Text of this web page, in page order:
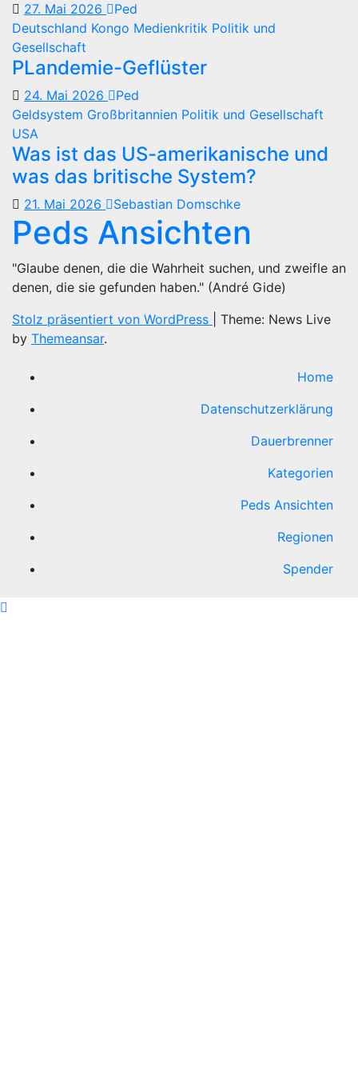
27. Mai 2026
Ped
Deutschland Kongo Medienkritik Politik und
Gesellschaft
PLandemie-Geflüster
24. Mai 2026
Ped
Geldsystem Großbritannien Politik und Gesellschaft
USA
Was ist das US-amerikanische und
was das britische System?
21. Mai 2026 Sebastian Domschke
Peds Ansichten
"Glaube denen, die die Wahrheit suchen, und zweifle an
denen, die sie gefunden haben." (André Gide)
Stolz präsentiert von WordPress
Theme: News Live
by Themeansar.
Home
Datenschutzerklärung
Dauerbrenner
Kategorien
Peds Ansichten
Regionen
Spender